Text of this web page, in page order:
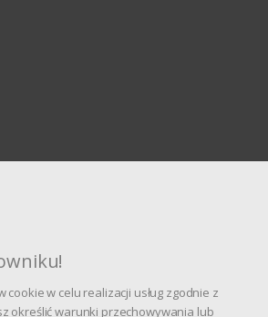
cookie w celu realizacji usług zgodnie z
określić warunki przechowywania lub